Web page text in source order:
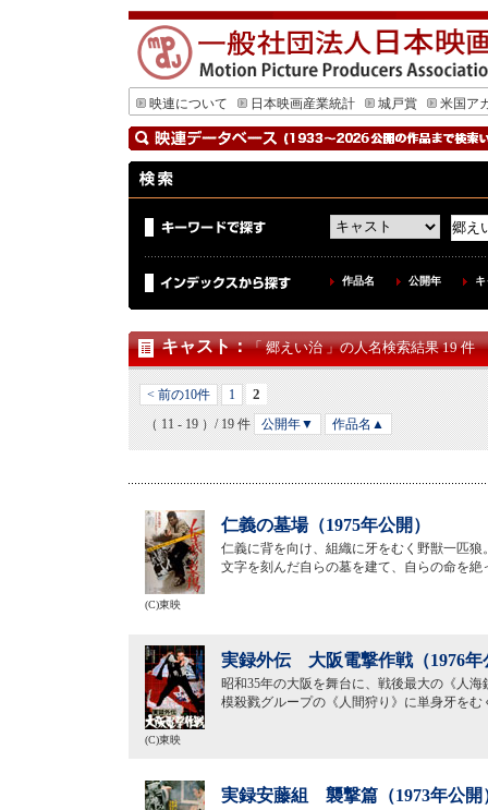
映連について 日本映画産業統計 城戸賞 米国ア
作品名 公開年
キャスト：「 郷えい治 」の人名検索結果 19 件
< 前の10件 1 2
（ 11 - 19 ）/ 19 件 公開年▼ 作品名▲
仁義の墓場（1975年公開）
仁義に背を向け、組織に牙をむく野獣一匹
文字を刻んだ自らの墓を建て、自らの命を
(C)東映
実録外伝 大阪電撃作戦（1976年
昭和35年の大阪を舞台に、戦後最大の《人
模殺戮グループの《人間狩り》に単身牙を
(C)東映
実録安藤組 襲撃篇（1973年公開